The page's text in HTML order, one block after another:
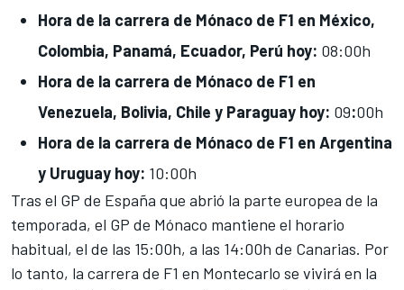
Hora de la carrera de Mónaco de F1 en México,
Colombia, Panamá, Ecuador, Perú hoy: 08:00h
Hora de la carrera de Mónaco de F1 en
Venezuela, Bolivia, Chile y Paraguay hoy: 09:00h
Hora de la carrera de Mónaco de F1 en Argentina
y Uruguay hoy: 10:00h
Tras el GP de España que abrió la parte europea de la
temporada, el GP de Mónaco mantiene el horario
habitual, el de las 15:00h, a las 14:00h de Canarias. Por
lo tanto, la carrera de F1 en Montecarlo se vivirá en la